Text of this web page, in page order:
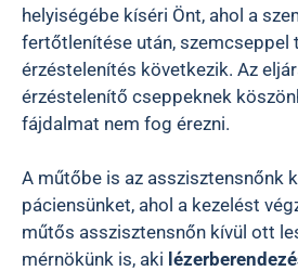
helyiségébe kíséri Önt, ahol a
fertőtlenítése után, szemcseppel
érzéstelenítés következik. Az
érzéstelenítő cseppeknek
fájdalmat nem fog érezni.
A műtőbe is az asszisztensnőnk
páciensünket, ahol a kezelést
műtős asszisztensnőn kívül ott
mérnökünk is, aki